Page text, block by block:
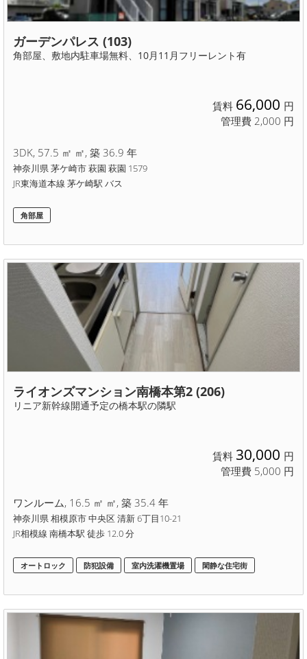
ガーデンパレス (103)
角部屋、敷地内駐車場無料、10月11月フリーレント有
賃料 66,000 円
管理費 2,000 円
3DK, 57.5 ㎡ ㎡, 築 36.9 年
神奈川県 茅ケ崎市 萩園 萩園 1579
JR東海道本線 茅ケ崎駅 バス
角部屋
ライオンズマンション南橋本第2 (206)
リニア新幹線開通予定の橋本駅の隣駅
賃料 30,000 円
管理費 5,000 円
ワンルーム, 16.5 ㎡ ㎡, 築 35.4 年
神奈川県 相模原市 中央区 清新 6丁目10-21
JR相模線 南橋本駅 徒歩 12.0 分
オートロック 防犯設備 室内洗濯機置場 閑静な住宅街